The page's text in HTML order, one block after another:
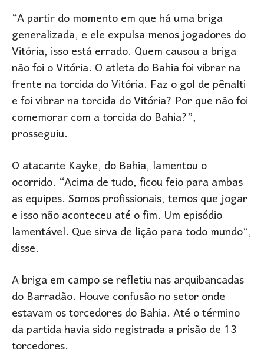
“A partir do momento em que há uma briga
generalizada, e ele expulsa menos jogadores do
Vitória, isso está errado. Quem causou a briga
não foi o Vitória. O atleta do Bahia foi vibrar na
frente na torcida do Vitória. Faz o gol de pênalti
e foi vibrar na torcida do Vitória? Por que não foi
comemorar com a torcida do Bahia?”,
prosseguiu.
O atacante Kayke, do Bahia, lamentou o
ocorrido. “Acima de tudo, ficou feio para ambas
as equipes. Somos profissionais, temos que jogar
e isso não aconteceu até o fim. Um episódio
lamentável. Que sirva de lição para todo mundo”,
disse.
A briga em campo se refletiu nas arquibancadas
do Barradão. Houve confusão no setor onde
estavam os torcedores do Bahia. Até o término
da partida havia sido registrada a prisão de 13